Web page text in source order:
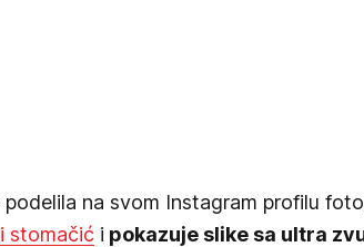
podelila na svom Instagram profilu
stomačić i pokazuje slike sa ultra